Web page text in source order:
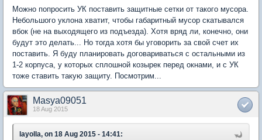
Можно попросить УК поставить защитные сетки от такого мусора.
Небольшого уклона хватит, чтобы габаритный мусор скатывался
вбок (не на выходящего из подъезда). Хотя вряд ли, конечно, они
будут это делать... Но тогда хотя бы уговорить за свой счет их
поставить. Я буду планировать договариваться с остальными из
1-2 корпуса, у которых сплошной козырек перед окнами, и с УК
тоже ставить такую защиту. Посмотрим...
Masya09051
18 Aug 2015
layolla, on 18 Aug 2015 - 14:41: